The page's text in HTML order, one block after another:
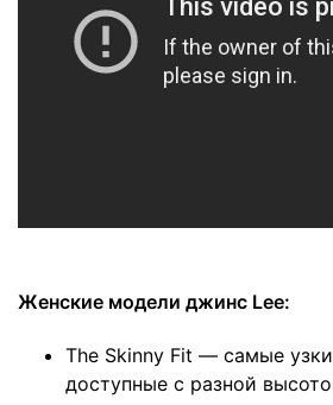
Женские модели джинс Lee:
The Skinny Fit — самые
доступные с разной